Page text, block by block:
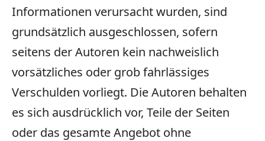
Informationen verursacht wurden, sind
grundsätzlich ausgeschlossen, sofern
seitens der Autoren kein nachweislich
vorsätzliches oder grob fahrlässiges
Verschulden vorliegt. Die Autoren behalten
es sich ausdrücklich vor, Teile der Seiten
oder das gesamte Angebot ohne